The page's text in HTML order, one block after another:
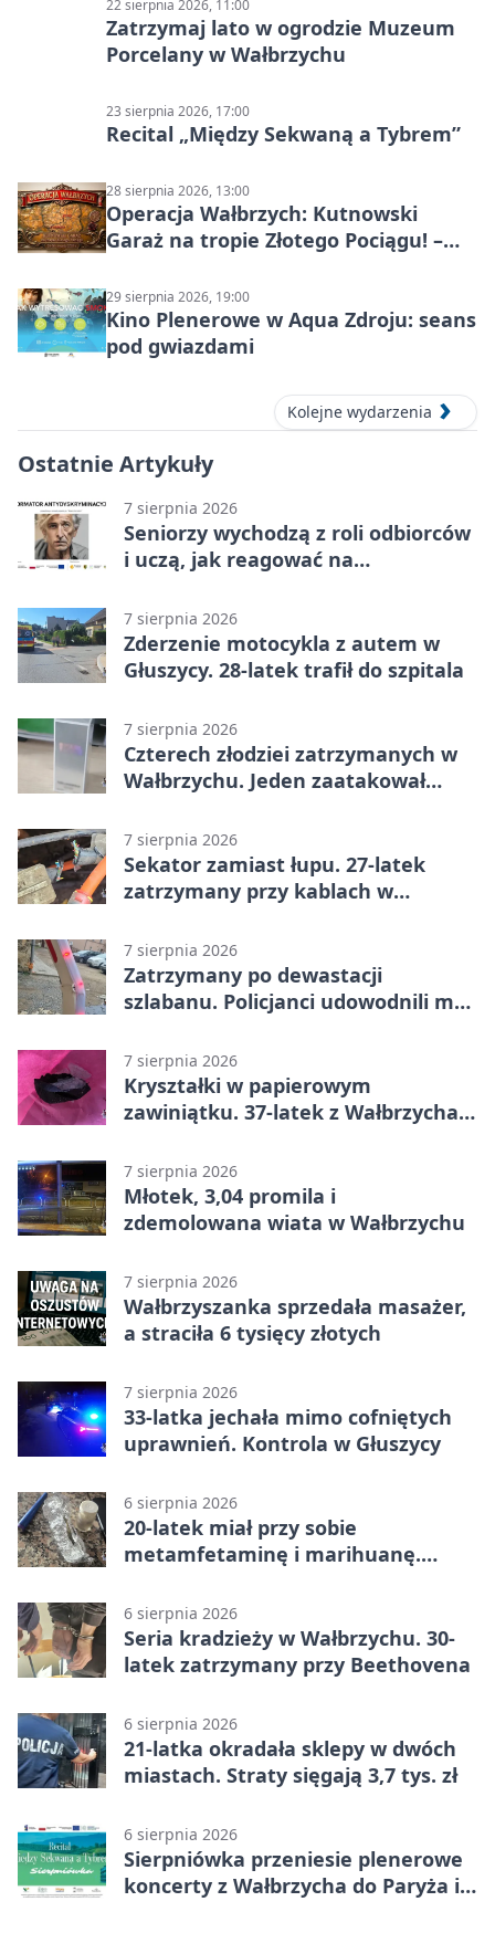
22 sierpnia 2026, 11:00
Zatrzymaj lato w ogrodzie Muzeum
Porcelany w Wałbrzychu
23 sierpnia 2026, 17:00
Recital „Między Sekwaną a Tybrem”
28 sierpnia 2026, 13:00
Operacja Wałbrzych: Kutnowski
Garaż na tropie Złotego Pociągu! –
29 sierpnia 2026, 19:00
Kino Plenerowe w Aqua Zdroju: seans
pod gwiazdami
Kolejne wydarzenia
Ostatnie Artykuły
7 sierpnia 2026
Seniorzy wychodzą z roli odbiorców
i uczą, jak reagować na
7 sierpnia 2026
Zderzenie motocykla z autem w
Głuszycy. 28-latek trafił do szpitala
7 sierpnia 2026
Czterech złodziei zatrzymanych w
Wałbrzychu. Jeden zaatakował
7 sierpnia 2026
Sekator zamiast łupu. 27-latek
zatrzymany przy kablach w
7 sierpnia 2026
Zatrzymany po dewastacji
szlabanu. Policjanci udowodnili mu
7 sierpnia 2026
Kryształki w papierowym
zawiniątku. 37-latek z Wałbrzycha
7 sierpnia 2026
Młotek, 3,04 promila i
zdemolowana wiata w Wałbrzychu
7 sierpnia 2026
Wałbrzyszanka sprzedała masażer,
a straciła 6 tysięcy złotych
7 sierpnia 2026
33-latka jechała mimo cofniętych
uprawnień. Kontrola w Głuszycy
6 sierpnia 2026
20-latek miał przy sobie
metamfetaminę i marihuanę.
6 sierpnia 2026
Seria kradzieży w Wałbrzychu. 30-
latek zatrzymany przy Beethovena
6 sierpnia 2026
21-latka okradała sklepy w dwóch
miastach. Straty sięgają 3,7 tys. zł
6 sierpnia 2026
Sierpniówka przeniesie plenerowe
koncerty z Wałbrzycha do Paryża i